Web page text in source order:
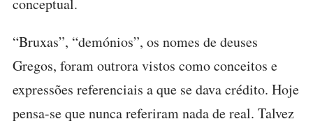
“Bruxas”, “demónios”, os nomes de deuses
Gregos, foram outrora vistos como conceitos e
expressões referenciais a que se dava crédito. Hoje
pensa-se que nunca referiram nada de real. Talvez